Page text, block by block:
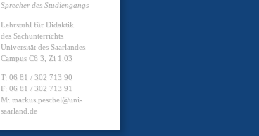
Sprecher des Studiengangs
Lehrstuhl für Didaktik
des Sachunterrichts
Universität des Saarlandes
Campus C6 3, Zi 1.03
T: 06 81 / 302 713 90
F: 06 81 / 302 713 91
M: markus.peschel@uni-
saarland.de